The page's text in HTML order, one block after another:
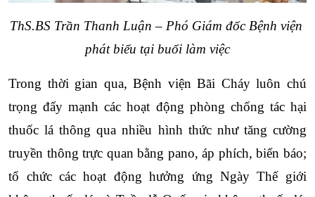
ThS.BS Trần Thanh Luận – Phó Giám đốc Bệnh viện
phát biểu tại buổi làm việc
Trong thời gian qua, Bệnh viện Bãi Cháy luôn chú
trọng đẩy mạnh các hoạt động phòng chống tác hại
thuốc lá thông qua nhiều hình thức như tăng cường
truyền thông trực quan bằng pano, áp phích, biển báo;
tổ chức các hoạt động hưởng ứng Ngày Thế giới